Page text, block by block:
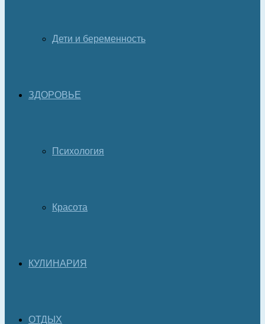
Дети и беременность
ЗДОРОВЬЕ
Психология
Красота
КУЛИНАРИЯ
ОТДЫХ